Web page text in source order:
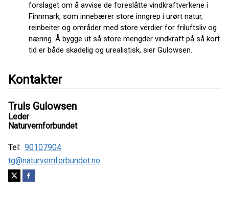
forslaget om å avvise de foreslåtte vindkraftverkene i
Finnmark, som innebærer store inngrep i urørt natur,
reinbeiter og områder med store verdier for friluftsliv og
næring. Å bygge ut så store mengder vindkraft på så kort
tid er både skadelig og urealistisk, sier Gulowsen.
Kontakter
Truls Gulowsen
Leder
Naturvernforbundet
Tel: 90107904
tg@naturvernforbundet.no